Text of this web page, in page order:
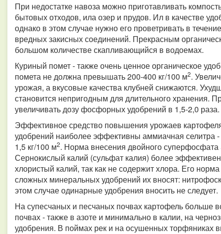
При недостатке навоза можно приготавливать
бытовых отходов, ила озер и прудов. Ил в качестве
однако в этом случае нужно его проветривать в
вредных закисных соединений. Прекрасным
большом количестве скапливающийся в водоемах.
Куриный помет - также очень ценное органическое
помета не должна превышать 200-400 кг/100 м2.
урожая, а вкусовые качества клубней снижаются.
становится непригодным для длительного хранения.
увеличивать дозу фосфорных удобрений в 1,5-2,0 раза.
Эффективное средство повышения урожаев
удобрений наиболее эффективны аммиачная селитра -
1,5 кг/100 м2. Норма внесения двойного суперфосфата
Сернокислый калий (сульфат калия) более
хлористый калий, так как не содержит хлора. Его
сложных минеральных удобрений их вносят:
этом случае одинарные удобрения вносить не следует.
На супесчаных и песчаных почвах картофель больше
почвах - также в азоте и минимально в калии, на
удобрения. В поймах рек и на осушенных торфяниках